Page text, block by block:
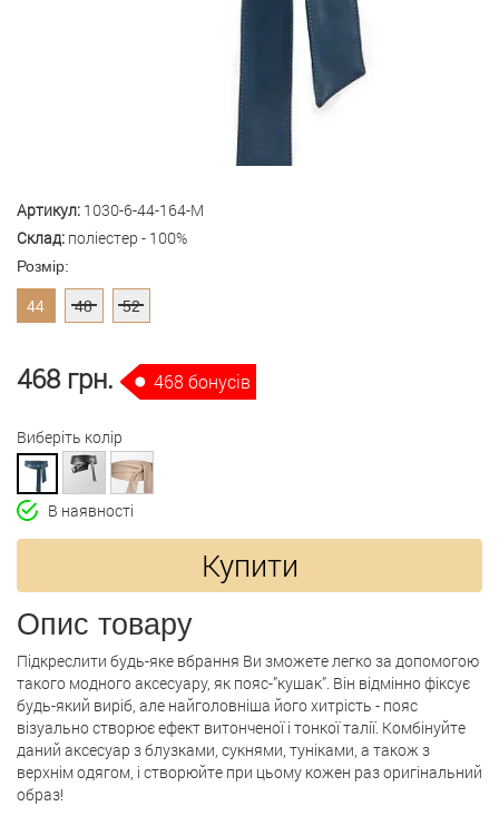
Артикул: 1030-6-44-164-M
Склад: поліестер - 100%
Розмір:
44 48 52
468 грн. 468 бонусів
Виберіть колір
В наявності
Купити
Опис товару
Підкреслити будь-яке вбрання Ви зможете легко за допомогою
такого модного аксесуару, як пояс-”кушак”. Він відмінно фіксує
будь-який виріб, але найголовніша його хитрість - пояс
візуально створює ефект витонченої і тонкої талії. Комбінуйте
даний аксесуар з блузками, сукнями, туніками, а також з
верхнім одягом, і створюйте при цьому кожен раз оригінальний
образ!